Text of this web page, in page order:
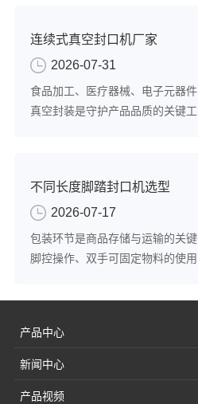
连续式真空封口机厂家
2026-07-31
食品加工、医疗器械、电子元器件
真空封装是守护产品品质的关键工
不同长度脚踏封口机选型
2026-07-17
包装环节是商品存储与运输的关
脚控操作、双手可固定物料的使用
产品中心
新闻中心
产品视频